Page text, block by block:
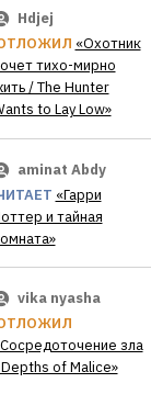
Hdjej
«Охотник
тихо-мирно
/ The Hunter
to Lay Low»
aminat Abdy
«Гарри
и тайная
vika nyasha
зла
of Malice»